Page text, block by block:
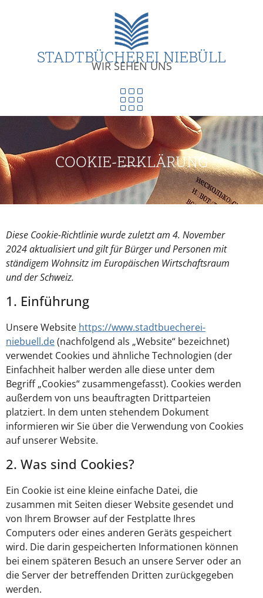
STADTBÜCHEREI NIEBÜLL
WIR SEHEN UNS
COOKIE-ERKLÄRUNG
Diese Cookie-Richtlinie wurde zuletzt am 4. November
2024 aktualisiert und gilt für Bürger und Personen mit
ständigem Wohnsitz im Europäischen Wirtschaftsraum
und der Schweiz.
1. Einführung
Unsere Website https://www.stadtbuecherei-
niebuell.de(nachfolgend als „Website“ bezeichnet)
verwendet Cookies und ähnliche Technologien (der
Einfachheit halber werden alle diese unter dem
Begriff „Cookies“ zusammengefasst). Cookies werden
außerdem von uns beauftragten Drittparteien
platziert. In dem unten stehendem Dokument
informieren wir Sie über die Verwendung von Cookies
auf unserer Website.
2. Was sind Cookies?
Ein Cookie ist eine kleine einfache Datei, die
zusammen mit Seiten dieser Website gesendet und
von Ihrem Browser auf der Festplatte Ihres
Computers oder eines anderen Geräts gespeichert
wird. Die darin gespeicherten Informationen können
bei einem späteren Besuch an unsere Server oder an
die Server der betreffenden Dritten zurückgegeben
werden.